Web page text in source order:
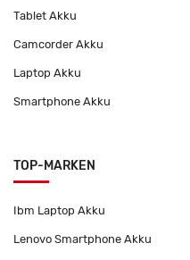
Tablet Akku
Camcorder Akku
Laptop Akku
Smartphone Akku
TOP-MARKEN
Ibm Laptop Akku
Lenovo Smartphone Akku